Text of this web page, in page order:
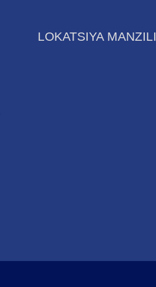
LOKATSIYA MANZILI